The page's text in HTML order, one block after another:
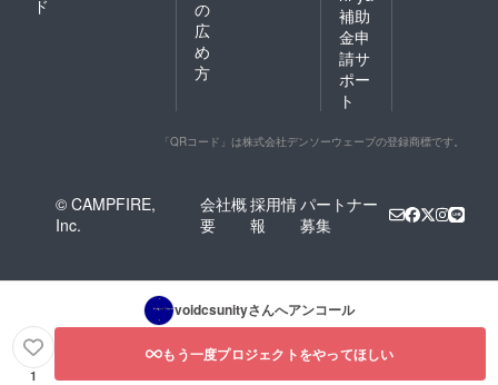
ド
の
広
め
方
補助
金申
請サ
ポー
ト
「QRコード」は株式会社デンソーウェーブの登録商標です。
© CAMPFIRE,
Inc.
会社概
要
採用情
報
パートナー
募集
voidcsunityさんへアンコール
1
もう一度プロジェクトをやってほしい